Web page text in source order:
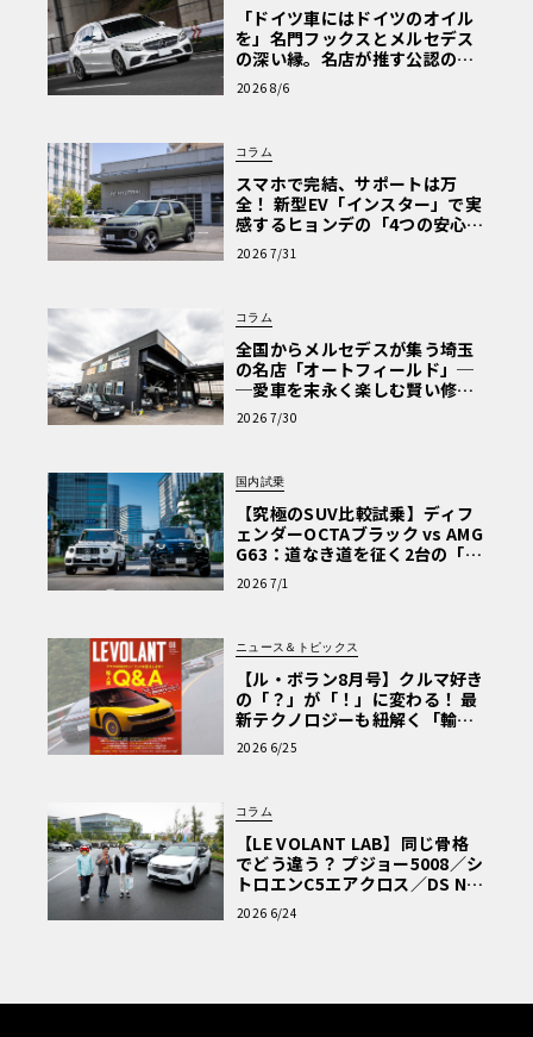
「ドイツ車にはドイツのオイル
を」名門フックスとメルセデス
の深い縁。名店が推す公認の安
心と、Cクラスで味わうシルキー
な走り〈PR〉
2026 8/6
コラム
スマホで完結、サポートは万
全！ 新型EV「インスター」で実
感するヒョンデの「4つの安心」
【第1回・ヒョンデ6つの疑問：
Why? Hyundai?】〈PR〉
2026 7/31
コラム
全国からメルセデスが集う埼玉
の名店「オートフィールド」─
─愛車を末永く楽しむ賢い修理
術と、プロがフックス製オイル
を選ぶ理由〈PR〉
2026 7/30
国内試乗
【究極のSUV比較試乗】ディフ
ェンダーOCTAブラック vs AMG
G63：道なき道を征く2台の「対
極的アプローチ」
2026 7/1
ニュース＆トピックス
【ル・ボラン8月号】クルマ好き
の「？」が「！」に変わる！ 最
新テクノロジーも紐解く「輸入
車Q&A」
2026 6/25
コラム
【LE VOLANT LAB】同じ骨格
でどう違う？ プジョー5008／シ
トロエンC5エアクロス／DS Nº4
読者一気乗りレポート
2026 6/24